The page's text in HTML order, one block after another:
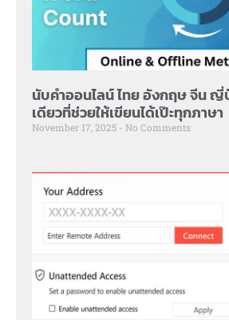
นับคำออนไลน์ ไทย อังกฤษ จีน ญี่
เดียวที่ช่วยให้เขียนได้เป๊ะทุกภาษา
November 17, 2025 No Comments